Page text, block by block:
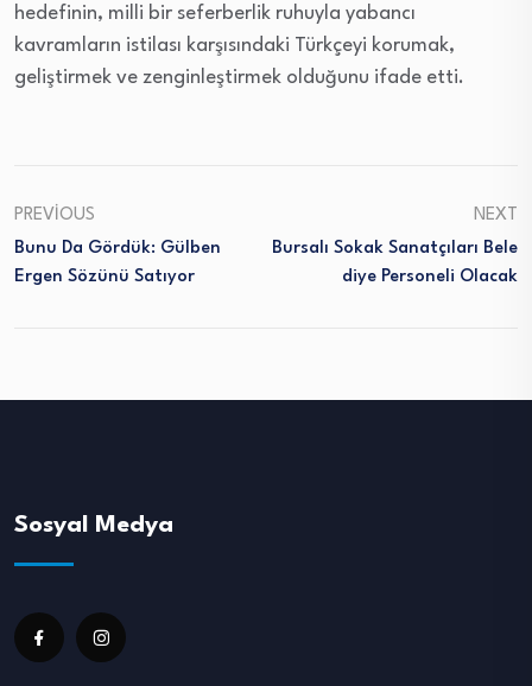
hedefinin, milli bir seferberlik ruhuyla yabancı
kavramların istilası karşısındaki Türkçeyi korumak,
geliştirmek ve zenginleştirmek olduğunu ifade etti.
PREVIOUS
Bunu Da Gördük: Gülben
Ergen Sözünü Satıyor
NEXT
Bursalı Sokak Sanatçıları Bele
Diye Personeli Olacak
Sosyal Medya